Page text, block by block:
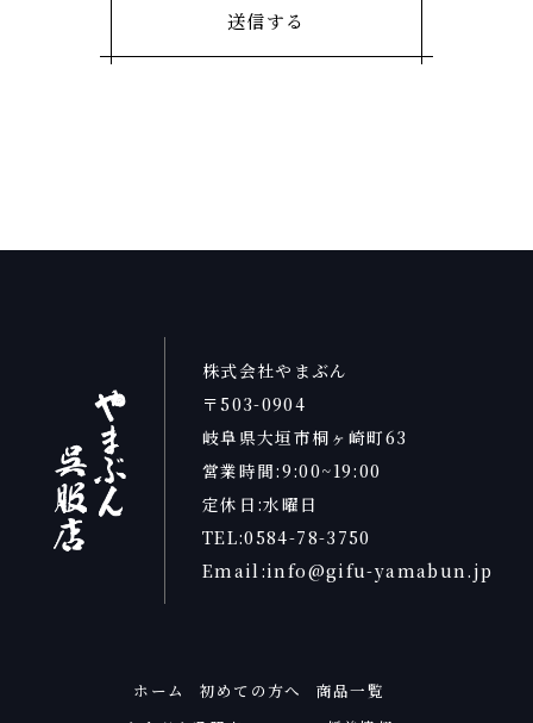
株式会社やまぶん
〒503-0904
岐阜県大垣市桐ヶ崎町63
営業時間:9:00~19:00
定休日:水曜日
TEL:0584-78-3750
Email:info@gifu-yamabun.jp
ホーム 初めての方へ
商品一覧